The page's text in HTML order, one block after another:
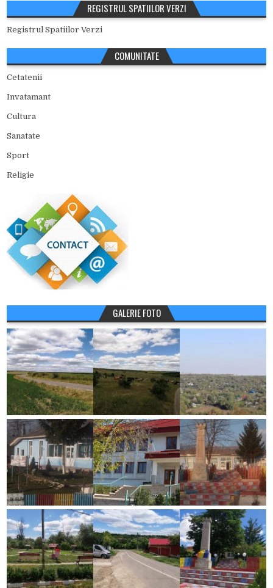
REGISTRUL SPATIILOR VERZI
Registrul Spatiilor Verzi
COMUNITATE
Cetatenii
Invatamant
Cultura
Sanatate
Sport
Religie
GALERIE FOTO